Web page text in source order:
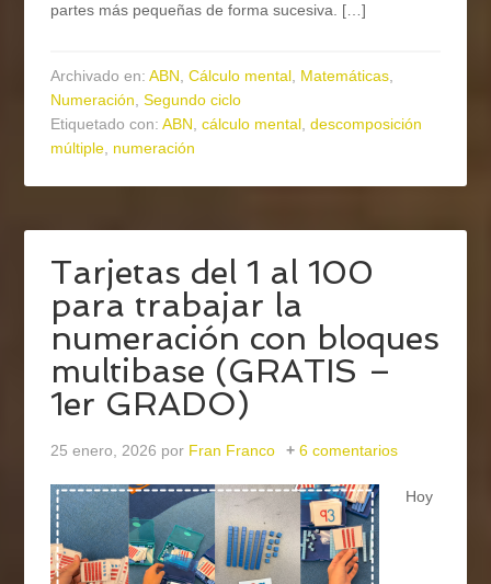
partes más pequeñas de forma sucesiva. […]
Archivado en:ABN,Cálculo mental, Matemáticas,
Numeración,Segundo ciclo
Etiquetado con:ABN,cálculo mental,descomposición
múltiple, numeración
Tarjetas del 1 al 100
para trabajar la
numeración con bloques
multibase (GRATIS –
1er GRADO)
25 enero, 2026 por Fran Franco 6 comentarios
Hoy